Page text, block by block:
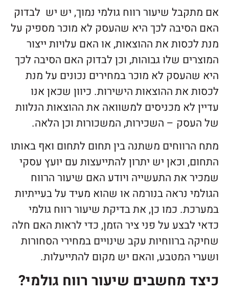
אם מתקבל שיעור רווח גולמי נמוך, יש יש לבדוק
האם הסיבה לכך היא שהעסק לא מוכר מספיק על
מנת לכסות את ההוצאות, או האם עלויות ייצור
המוצרים שלו גבוהות, וכן לבדוק האם הסיבה לכך
היא שהעסק לא מוכר במחירים נכונים על מנת
לכסות את ההוצאות הישירות. כיוון שכאן אנו
עדיין לא מכניסים למשוואה את ההוצאות הנלוות
של העסק – השכירות, המשכורות וכן הלאה.
מתח הרווחים משתנה בין תחום לתחום ואף באותו
התחום, וכאן יש יתרון להתייעצות עם יועץ עסקי
שמכיר את התעשייה ויודע האם שיעור הרווח
הגולמי נראה בנורמה או שהוא מעיד על בעייתיות
במערכת. כמו כן, את בדיקת שיעור רווח גולמי
כדאי לבצע על פני ציר הזמן, כדי לראות האם חלה
שחיקה ברווחיות עקב שינויים במחירי הסחורות
ושערי המטבע, והאם יש מקום להתייעלות.
כיצד מחשבים שיעור רווח גולמי?